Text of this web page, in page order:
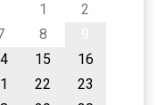
1
2
8
15
16
22
23